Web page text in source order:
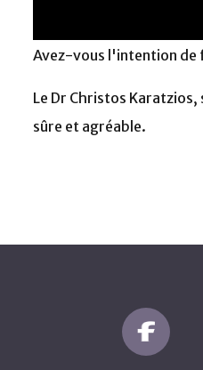
Avez-vous l'intention de
Le Dr Christos
sûre et agréable.